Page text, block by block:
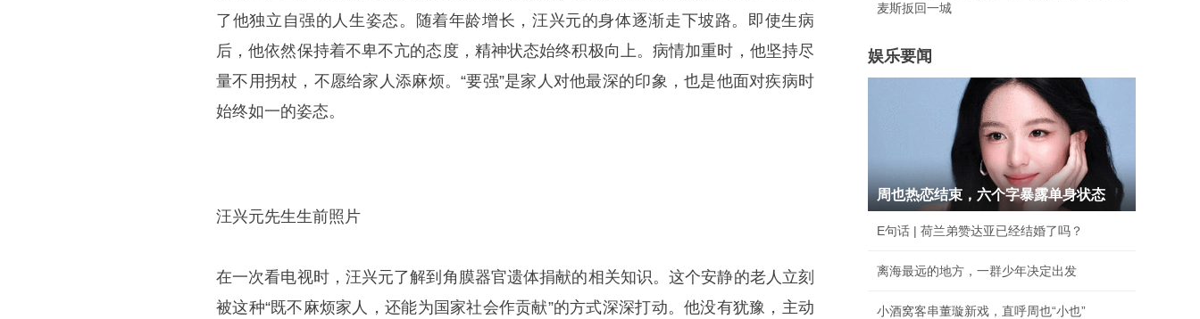
了他独立自强的人生姿态。随着年龄增长，汪兴元的身体逐渐走下坡路。即使生病
后，他依然保持着不卑不亢的态度，精神状态始终积极向上。病情加重时，他坚持尽
量不用拐杖，不愿给家人添麻烦。“要强”是家人对他最深的印象，也是他面对疾病时
始终如一的姿态。
汪兴元先生生前照片
在一次看电视时，汪兴元了解到角膜器官遗体捐献的相关知识。这个安静的老人立刻
被这种“既不麻烦家人，还能为国家社会作贡献”的方式深深打动。他没有犹豫，主动
麦斯扳回一城
娱乐要闻
周也热恋结束，六个字暴露单身状态
E句话 | 荷兰弟赞达亚已经结婚了吗？
离海最远的地方，一群少年决定出发
小酒窝客串董璇新戏，直呼周也“小也”